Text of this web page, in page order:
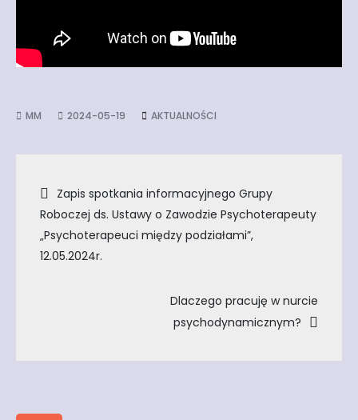
2024-05-19 AKTUALNOŚCI
Nawigacja
wpisu
Zapis spotkania informacyjnego Grupy
Roboczej ds. Ustawy o Zawodzie Psychoterapeuty
„Psychoterapeuci między podziałami”,
12.05.2024r.
Dlaczego pracuję w nurcie
psychodynamicznym?